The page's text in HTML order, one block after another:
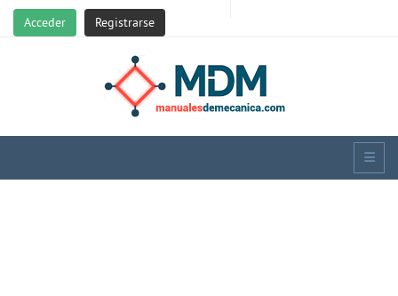
Acceder Registrarse